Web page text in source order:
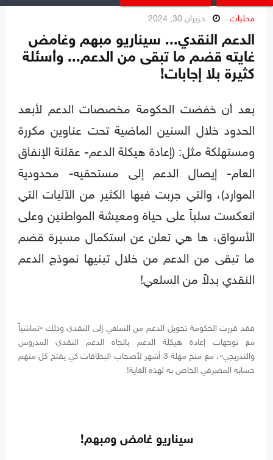
محليات حزيران 30, 2024
الدعم النقدي... سيناريو مبهم وغامض
غايته قضم ما تبقى من الدعم... وأسئلة
كثيرة بلا إجابات!
بعد أن خفضت الحكومة مخصصات الدعم لأبعد
الحدود خلال السنين الماضية تحت عناوين مكررة
ومستهلكة مثل: (إعادة هيكلة الدعم- عقلنة الإنفاق
العام- إيصال الدعم إلى مستحقيه- محدودية
الموارد)، والتي جربت فيها الكثير من الآليات التي
انعكست سلباً على حياة ومعيشة المواطنين وعلى
الأسواق، ها هي تعلن عن استكمال مسيرة قضم
ما تبقى من الدعم من خلال تبنيها نموذج الدعم
النقدي بدلاً من السلعي!
فقد قررت الحكومة تحويل الدعم من السلعي إلى النقدي وذلك «تماشياً
مع توجهات إعادة هيكلة الدعم باتجاه الدعم النقدي المدروس
والتدريجي»، مع منح مهلة 3 أشهر لأصحاب البطاقات كي يفتح كل منهم
حسابه المصرفي الخاص به لهذه الغاية!
سيناريو غامض ومبهم!